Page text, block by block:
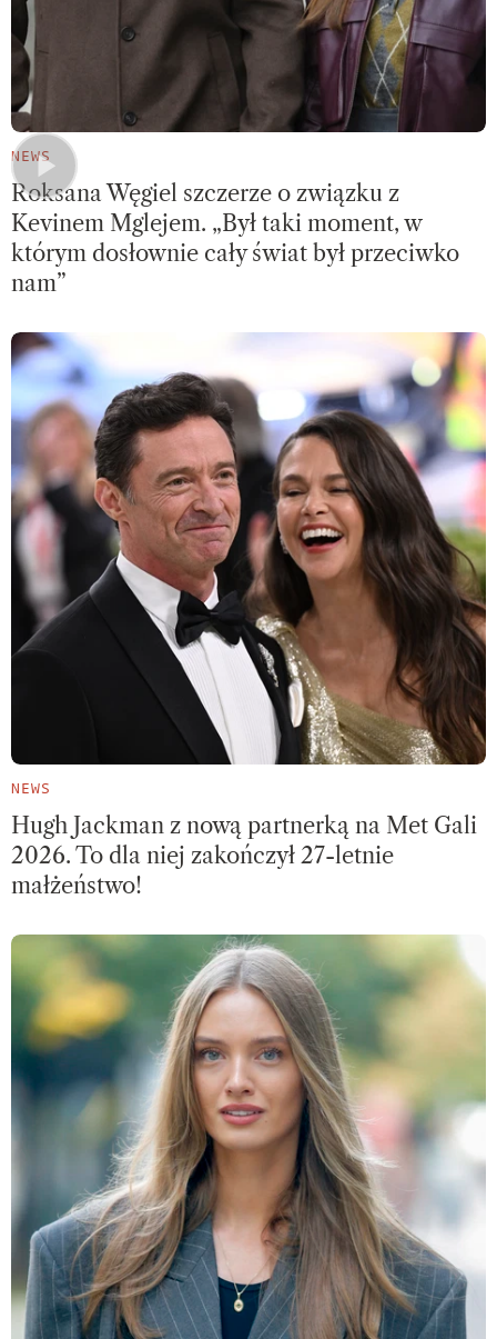
NEWS
Roksana Węgiel szczerze o związku z
Kevinem Mglejem. „Był taki moment, w
którym dosłownie cały świat był przeciwko
nam”
NEWS
Hugh Jackman z nową partnerką na Met Gali
2026. To dla niej zakończył 27-letnie
małżeństwo!